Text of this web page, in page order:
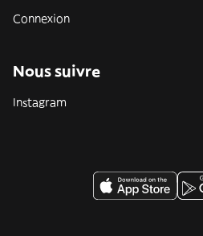
Connexion
Nous suivre
Instagram